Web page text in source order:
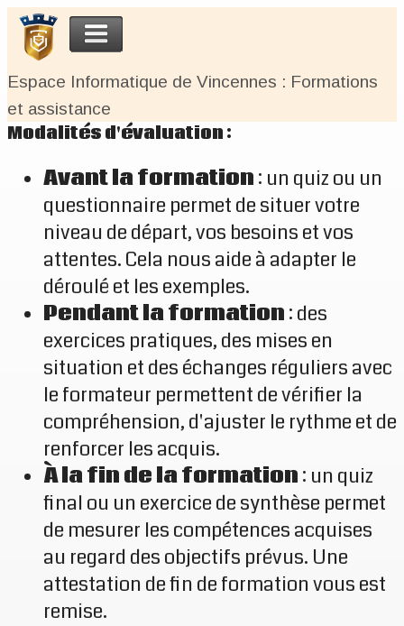
Espace Informatique de Vincennes : Formations
et assistance
Modalités d'évaluation :
Avant la formation : un quiz ou un
questionnaire permet de situer votre
niveau de départ, vos besoins et vos
attentes. Cela nous aide à adapter le
déroulé et les exemples.
Pendant la formation : des
exercices pratiques, des mises en
situation et des échanges réguliers avec
le formateur permettent de vérifier la
compréhension, d'ajuster le rythme et de
renforcer les acquis.
À la fin de la formation : un quiz
final ou un exercice de synthèse permet
de mesurer les compétences acquises
au regard des objectifs prévus. Une
attestation de fin de formation vous est
remise.